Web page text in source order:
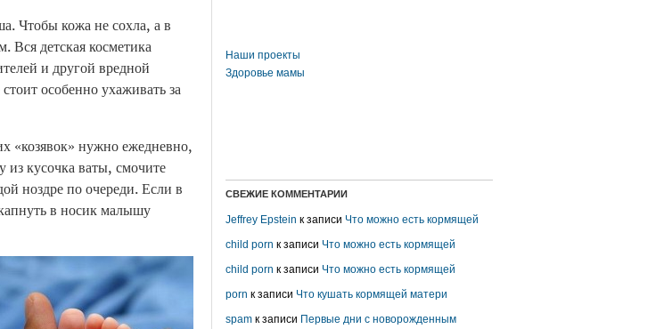
Чтобы кожа не сохла, а в
Вся детская косметика
и другой вредной
особенно ухаживать за
«козявок» нужно ежедневно,
из кусочка ваты, смочите
ноздре по очереди. Если в
в носик малышу
Наши проекты
Здоровье мамы
СВЕЖИЕ КОММЕНТАРИИ
Jeffrey Epstein к записи Что можно есть кормящей
child porn к записи Что можно есть кормящей
child porn к записи Что можно есть кормящей
porn к записи Что кушать кормящей матери
spam к записи Первые дни с новорожденным